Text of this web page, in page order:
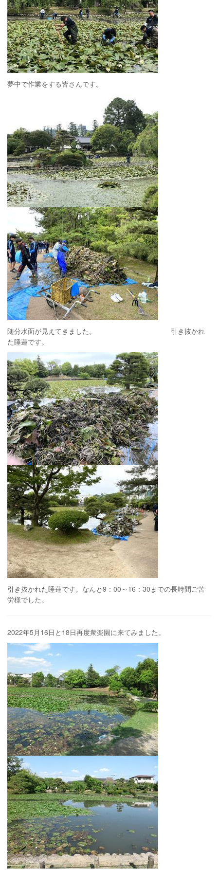
夢中で作業をする皆さんです。
随分水面が見えてきました。 引き抜かれ
た睡蓮です。
引き抜かれた睡蓮です。なんと9：00～16：30までの長時間ご苦
労様でした。
2022年5月16日と18日再度衆楽園に来てみました。